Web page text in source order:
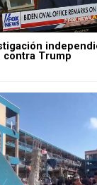
contra Trump